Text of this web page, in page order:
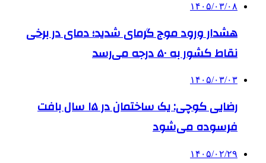
۱۴۰۵/۰۳/۰۸
هشدار ورود موج گرمای شدید؛ دمای در برخی
نقاط کشور به ۵۰ درجه می‌رسد
۱۴۰۵/۰۳/۰۳
رضایی کوچی: یک ساختمان در ۱۵ سال بافت
فرسوده می‌شود
۱۴۰۵/۰۲/۲۹